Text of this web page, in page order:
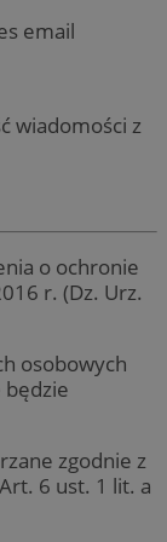
email
wiadomości z
o ochronie
r. (Dz. Urz.
osobowych
będzie
zgodnie z
6 ust. 1 lit. a